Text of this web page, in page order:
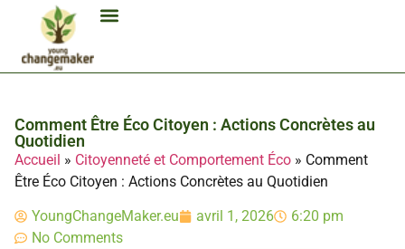
Comment Être Éco Citoyen : Actions Concrètes au
Quotidien
Accueil » Citoyenneté et Comportement Éco » Comment
Être Éco Citoyen : Actions Concrètes au Quotidien
YoungChangeMaker.eu avril 1, 2026
6:20 pm
No Comments